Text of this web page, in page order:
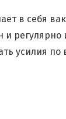
в себя
и
усилия